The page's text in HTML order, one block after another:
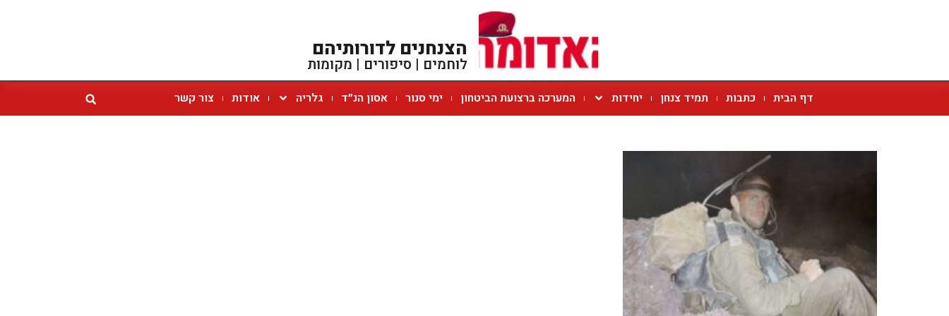
הצנחנים לדורותיהם
לוחמים | סיפורים | מקומות
דף הבית כתבות תמיד צנחן יחידות המערכה ברצועת הביטחון ימי סנור אסון הנ״ד גלריה אודות צור קשר